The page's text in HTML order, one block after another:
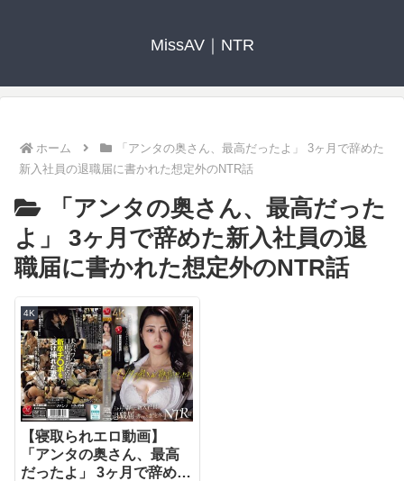
MissAV｜NTR
ホーム
「アンタの奥さん、最高だったよ」 3ヶ月で辞めた
新入社員の退職届に書かれた想定外のNTR話
「アンタの奥さん、最高だった
よ」 3ヶ月で辞めた新入社員の退
職届に書かれた想定外のNTR話
4K
【寝取られエロ動画】
「アンタの奥さん、最高
だったよ」 3ヶ月で辞めた